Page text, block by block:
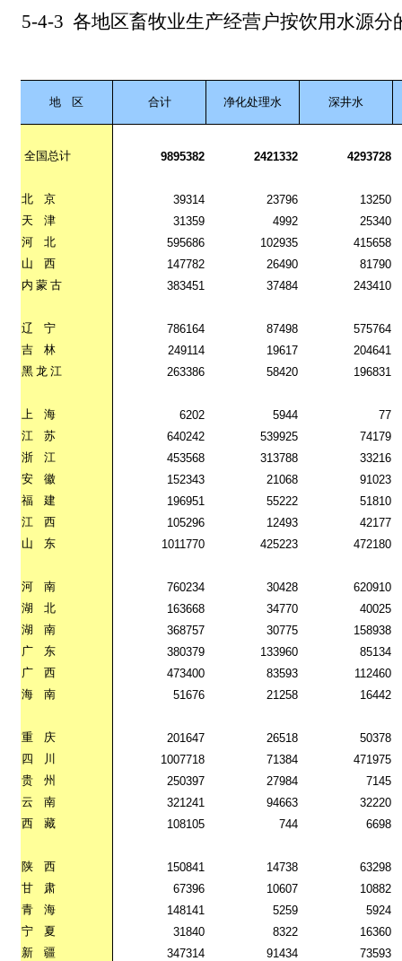
5-4-3 各地区畜牧业生产经营户按饮用水源分
地 区 合计 净化处理水 深井水
全国总计 9895382 2421332 4293728
北 京 39314 23796
13250
天
津 31359 4992
25340
河
北 595686 102935
415658
山
西 147782 26490
81790
内 蒙 古 383451 37484 243410
辽 宁 786164 87498
575764
吉
林 249114 19617
204641
黑 龙 江 263386 58420 196831
上 海 6202 5944
77
江
苏 640242 539925
74179
浙
江 453568 313788
33216
安
徽 152343 21068
91023
福
建 196951 55222
51810
江
西 105296 12493
42177
山
东 1011770 425223 472180
河 南 760234 30428
620910
湖
北 163668 34770
40025
湖
南 368757 30775
158938
广
东 380379 133960
85134
广
西 473400 83593
112460
海
南 51676 21258 16442
重 庆 201647 26518
50378
四
川 1007718 71384
471975
贵
州 250397 27984
7145
云
南 321241 94663
32220
西
藏 108105 744 6698
陕 西 150841 14738
63298
甘
肃 67396 10607
10882
青
海 148141 5259
5924
宁
夏 31840 8322
16360
新
疆 347314 91434 73593